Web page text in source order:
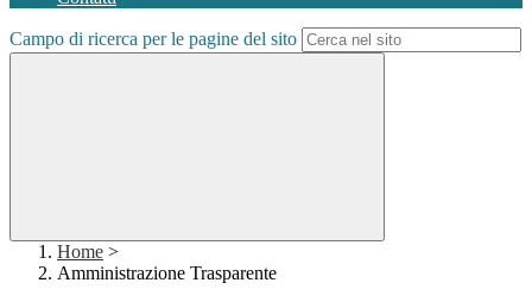
Campo di ricerca per le pagine del sito
Home >
Amministrazione Trasparente